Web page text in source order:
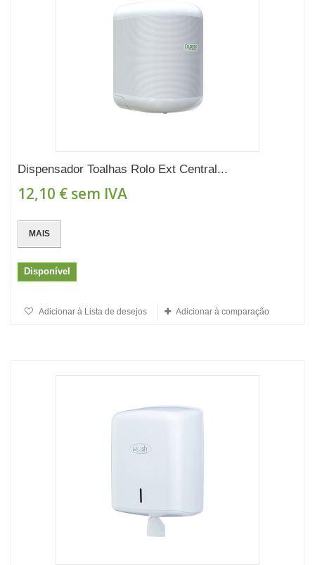
Dispensador Toalhas Rolo Ext Central...
12,10 € sem IVA
MAIS
Disponível
Adicionar à Lista de desejos Adicionar à comparação